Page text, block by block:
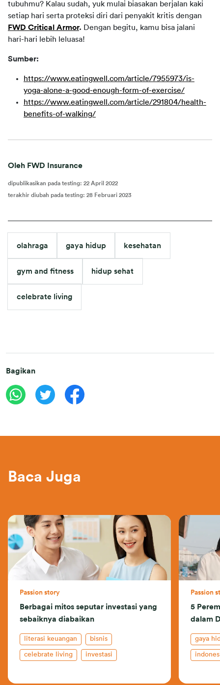
tubuhmu? Kalau sudah, yuk mulai biasakan berjalan kaki
FWD Critical Armor. Dengan begitu, kamu bisa jalani
hari-hari lebih leluasa!
Sumber:
https://www.eatingwell.com/article/7955973/is-
yoga-alone-a-good-enough-form-of-exercise/
https://www.eatingwell.com/article/291804/health-
benefits-of-walking/
Oleh FWD Insurance
dipublikasikan pada testing: 22 April 2022
terakhir diubah pada testing: 28 Februari 2023
olahraga gaya hidup kesehatan
gym and fitness hidup sehat
celebrate living
Bagikan
Baca Juga
Passion story
Berbagai mitos seputar investasi yang
sebaiknya diabaikan
literasi keuangan bisnis
celebrate living investasi
Passion
5
dalam
gaya